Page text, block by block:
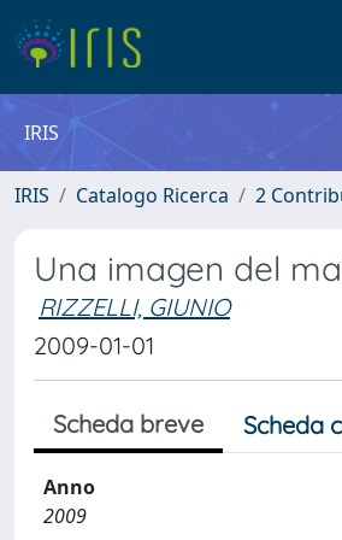
IRIS
IRIS Catalogo Ricerca 2
Una imagen del
RIZZELLI, GIUNIO
2009-01-01
Scheda breve Scheda
Anno
2009